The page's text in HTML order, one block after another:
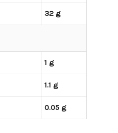
32 g
1 g
1.1 g
0.05 g